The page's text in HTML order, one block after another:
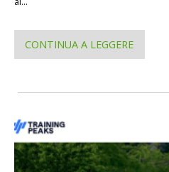
CONTINUA A LEGGERE